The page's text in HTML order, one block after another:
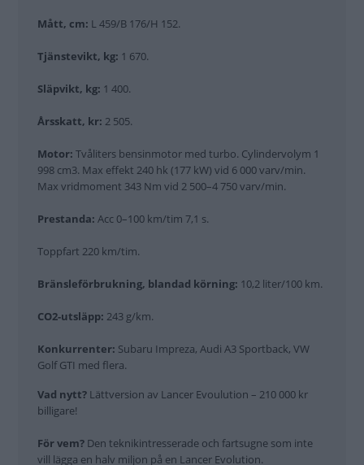
Mått, cm: L 459/B 176/H 152.
Tjänstevikt, kg: 1 670.
Släpvikt, kg: 1 400.
Årsskatt, kr: 2 505.
Motor: Tvåliters bensinmotor med turbo. Cylindervolym 1
998 cm3. Max effekt 240 hk (177 kW) vid 6 000 varv/min.
Max vridmoment 343 Nm vid 2 500–4 750 varv/min.
Prestanda: Acc 0–100 km/tim 7,1 s.
Toppfart 220 km/tim.
Bränsleförbrukning, blandad körning: 10,2 liter/100 km.
CO2-utsläpp: 243 g/km.
Konkurrenter: Subaru Impreza, Audi A3 Sportback, VW
Golf GTI med flera.
Vad nytt? Lättversion av Lancer Evoulution – 210 000 kr
billigare!
För vem? Den teknikintresserade och fartsugne som inte
vill lägga en halv miljon på en Lancer Evolution.